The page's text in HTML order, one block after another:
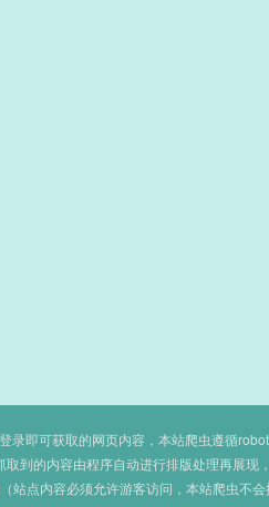
录即可获取的网页内容，本站爬虫遵循
取到的内容由程序自动进行排版处理再展现
站点内容必须允许游客访问，本站爬虫不